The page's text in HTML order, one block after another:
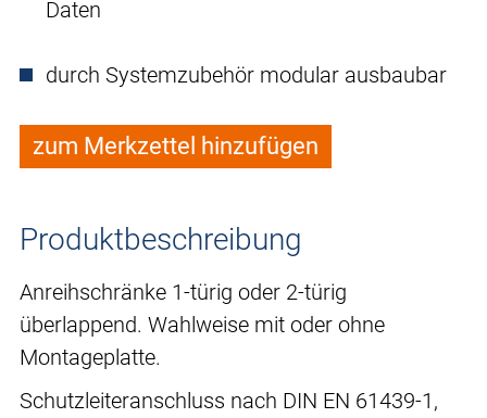
Daten
durch Systemzubehör modular ausbaubar
zum Merkzettel hinzufügen
Produktbeschreibung
Anreihschränke 1-türig oder 2-türig
überlappend. Wahlweise mit oder ohne
Montageplatte.
Schutzleiteranschluss nach DIN EN 61439-1,